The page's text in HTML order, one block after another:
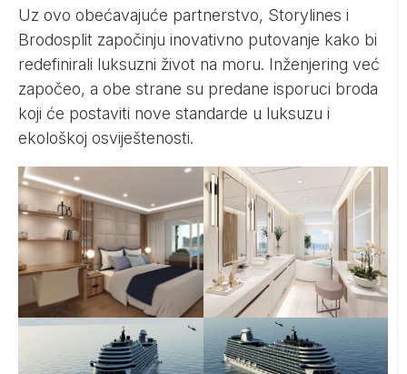
Uz ovo obećavajuće partnerstvo, Storylines i
Brodosplit započinju inovativno putovanje kako bi
redefinirali luksuzni život na moru. Inženjering već
započeo, a obe strane su predane isporuci broda
koji će postaviti nove standarde u luksuzu i
ekološkoj osviještenosti.